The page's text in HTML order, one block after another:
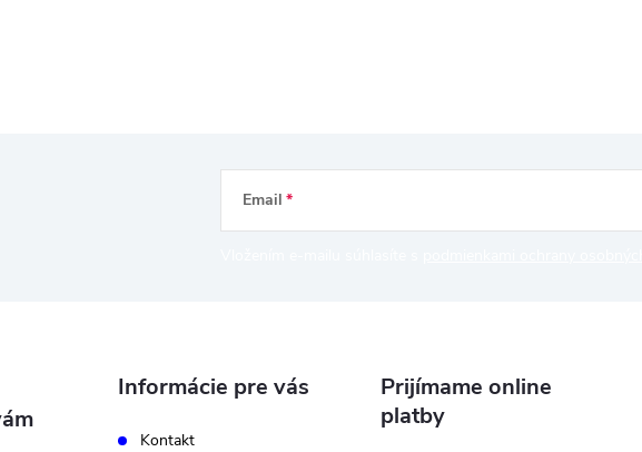
Email
Informácie pre vás
Kontakt
Prijímame online
platby